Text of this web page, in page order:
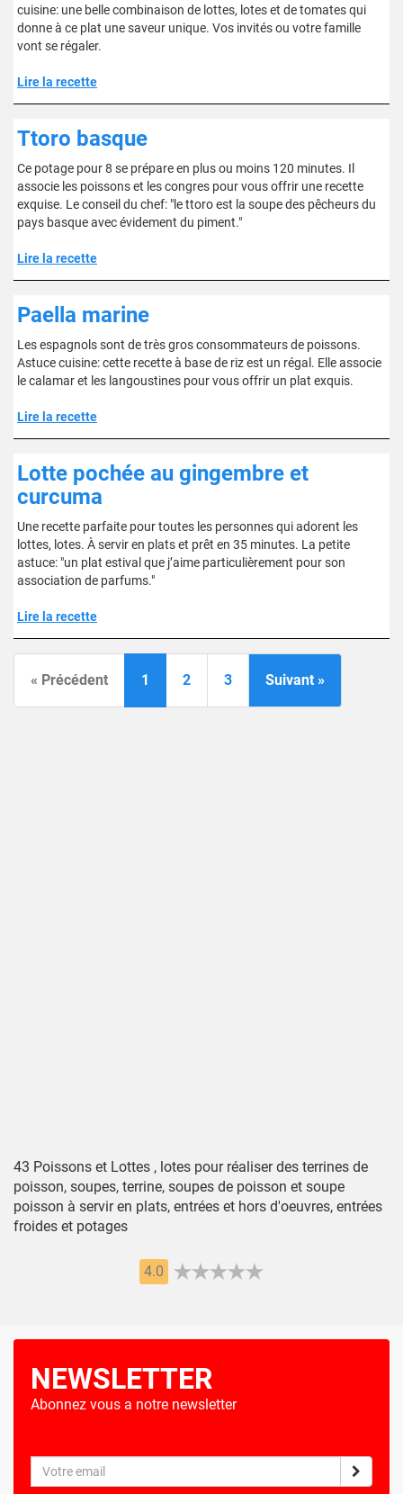
cuisine: une belle combinaison de lottes, lotes et de tomates qui
donne à ce plat une saveur unique. Vos invités ou votre famille
vont se régaler.
Lire la recette
Ttoro basque
Ce potage pour 8 se prépare en plus ou moins 120 minutes. Il
associe les poissons et les congres pour vous offrir une recette
exquise. Le conseil du chef: "le ttoro est la soupe des pêcheurs du
pays basque avec évidement du piment."
Lire la recette
Paella marine
Les espagnols sont de très gros consommateurs de poissons.
Astuce cuisine: cette recette à base de riz est un régal. Elle associe
le calamar et les langoustines pour vous offrir un plat exquis.
Lire la recette
Lotte pochée au gingembre et
curcuma
Une recette parfaite pour toutes les personnes qui adorent les
lottes, lotes. À servir en plats et prêt en 35 minutes. La petite
astuce: "un plat estival que j’aime particulièrement pour son
association de parfums."
Lire la recette
« Précédent 1 2 3 Suivant »
43 Poissons et Lottes , lotes pour réaliser des terrines de
poisson, soupes, terrine, soupes de poisson et soupe
poisson à servir en plats, entrées et hors d'oeuvres, entrées
froides et potages
4.0
NEWSLETTER
Abonnez vous a notre newsletter